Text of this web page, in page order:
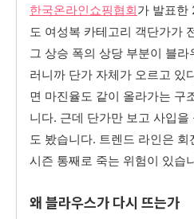
한국온라인쇼핑협회가 발표한
도 여성복 카테고리 객단가가
그 상승 폭의 상당 부분이 블
러니까 단가 자체가 오르고 있
면 마진율도 같이 올라가는 구
니다. 근데 단가만 보고 사입
도 봤습니다. 트렌드 라인은
시즌 통째로 죽는 위험이 있습
왜 블라우스가 다시 뜨는가